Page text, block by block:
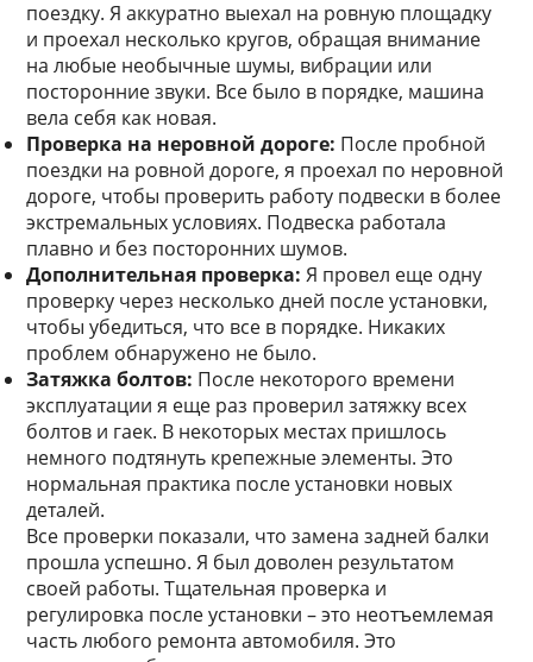
поездку. Я аккуратно выехал на ровную площадку
и проехал несколько кругов, обращая внимание
на любые необычные шумы, вибрации или
посторонние звуки. Все было в порядке, машина
вела себя как новая.
Проверка на неровной дороге: После пробной
поездки на ровной дороге, я проехал по неровной
дороге, чтобы проверить работу подвески в более
экстремальных условиях. Подвеска работала
плавно и без посторонних шумов.
Дополнительная проверка: Я провел еще одну
проверку через несколько дней после установки,
чтобы убедиться, что все в порядке. Никаких
проблем обнаружено не было.
Затяжка болтов: После некоторого времени
эксплуатации я еще раз проверил затяжку всех
болтов и гаек. В некоторых местах пришлось
немного подтянуть крепежные элементы. Это
нормальная практика после установки новых
деталей.
Все проверки показали, что замена задней балки
прошла успешно. Я был доволен результатом
своей работы. Тщательная проверка и
регулировка после установки – это неотъемлемая
часть любого ремонта автомобиля. Это